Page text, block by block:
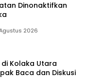
Dinonaktifkan
2026
Kolaka Utara
Baca dan Diskusi